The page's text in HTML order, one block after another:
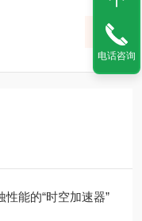
能的“时空加速器”
电话咨询